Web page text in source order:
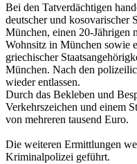
Bei den Tatverdächtigen
deutscher und kosovarischer
München, einen 20-Jährigen
Wohnsitz in München sowie
griechischer
München. Nach den
wieder entlassen.
Durch das Bekleben und
Verkehrszeichen und einem
von mehreren tausend Euro.
Die weiteren Ermittlungen
Kriminalpolizei geführt.